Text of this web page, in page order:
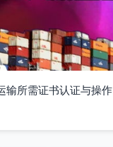
输所需证书认证与操作